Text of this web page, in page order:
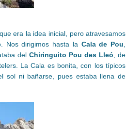
era la idea inicial, pero atravesamos
Nos dirigimos hasta la Cala de Pou
delChiringuito Pou des Lleó , de
La Cala es bonita, con los típicos
sol ni bañarse, pues estaba llena de